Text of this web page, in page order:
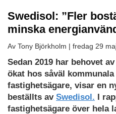
Swedisol: ”Fler
minska
Av Tony Björkholm | fredag 29
Sedan 2019 har behovet
ökat hos såväl
fastighetsägare, visar en
beställts av Swedisol. I
fastighetsägare över hela